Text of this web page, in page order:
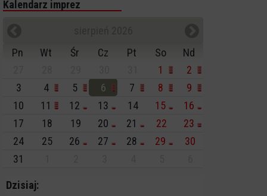
Kalendarz imprez
Pn
Wt Śr Cz Pt So
Nd
1
2
3
4 5 6 7 8
9
10
11 12 13 14 15
16
17
18 19 20 21 22
23
24
25 26 27 28 29
30
31
Dzisiaj: